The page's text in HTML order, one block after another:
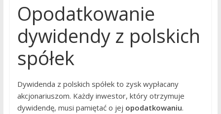
Opodatkowanie
dywidendy z polskich
spółek
Dywidenda z polskich spółek to zysk wypłacany
akcjonariuszom. Każdy inwestor, który otrzymuje
dywidendę, musi pamiętać o jej opodatkowaniu.